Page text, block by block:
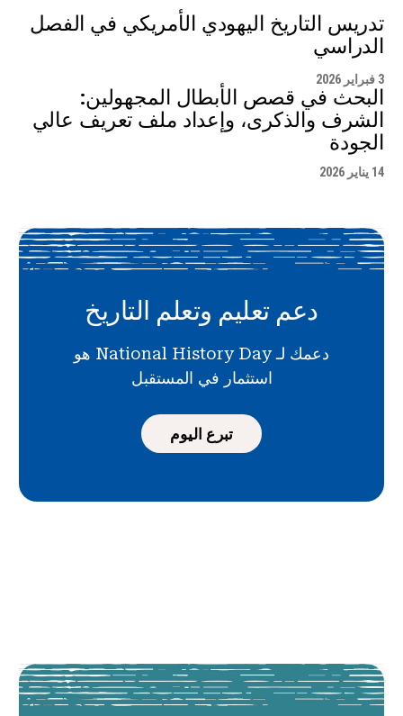
تدريس التاريخ اليهودي الأمريكي في الفصل
الدراسي
3 فبراير 2026
البحث في قصص الأبطال المجهولين:
الشرف والذكرى، وإعداد ملف تعريف عالي
الجودة
14 يناير 2026
دعم تعليم وتعلم التاريخ
دعمك لـ National History Day هو
استثمار في المستقبل
تبرع اليوم